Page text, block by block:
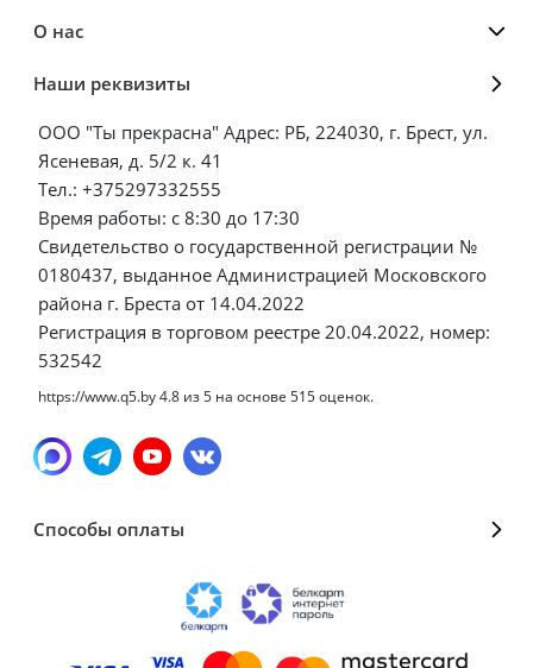
О нас
Наши реквизиты
ООО "Ты прекрасна" Адрес: РБ, 224030, г. Брест, ул.
Ясеневая, д. 5/2 к. 41
Тел.: +375297332555
Время работы: с 8:30 до 17:30
Свидетельство о государственной регистрации №
0180437, выданное Администрацией Московского
района г. Бреста от 14.04.2022
Регистрация в торговом реестре 20.04.2022, номер:
532542
https://www.q5.by4.8 из5 на основе 515оценок.
Способы оплаты